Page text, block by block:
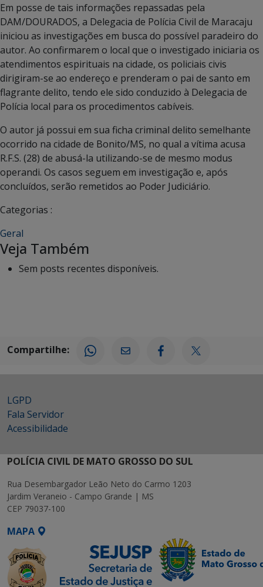
Em posse de tais informações repassadas pela
DAM/DOURADOS, a Delegacia de Polícia Civil de Maracaju
iniciou as investigações em busca do possível paradeiro do
autor. Ao confirmarem o local que o investigado iniciaria os
atendimentos espirituais na cidade, os policiais civis
dirigiram-se ao endereço e prenderam o pai de santo em
flagrante delito, tendo ele sido conduzido à Delegacia de
Polícia local para os procedimentos cabíveis.
O autor já possui em sua ficha criminal delito semelhante
ocorrido na cidade de Bonito/MS, no qual a vítima acusa
R.F.S. (28) de abusá-la utilizando-se de mesmo modus
operandi. Os casos seguem em investigação e, após
concluídos, serão remetidos ao Poder Judiciário.
Categorias :
Geral
Veja Também
Sem posts recentes disponíveis.
Compartilhe:
LGPD
Fala Servidor
Acessibilidade
POLÍCIA CIVIL DE MATO GROSSO DO SUL
Rua Desembargador Leão Neto do Carmo 1203
Jardim Veraneio - Campo Grande | MS
CEP 79037-100
MAPA